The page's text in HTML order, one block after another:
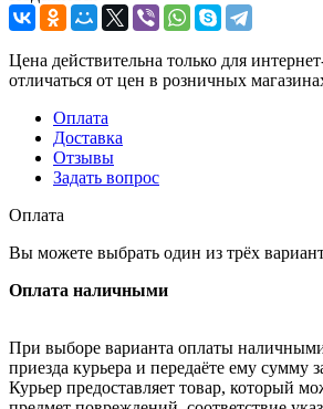
Цена действительна только для
отличаться от цен в розничных
Оплата
Доставка
Отзывы
Задать вопрос
Оплата
Вы можете выбрать один из трёх
Оплата наличными
При выборе варианта оплаты
приезда курьера и передаёте ему сумму
Курьер предоставляет товар, который